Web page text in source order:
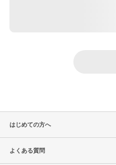
はじめての方へ
よくある質問